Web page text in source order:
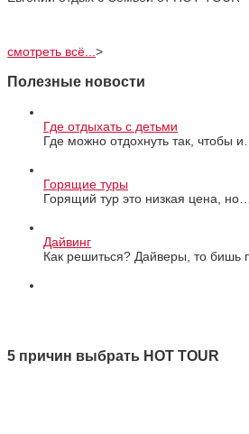
смотреть всё... >
Полезные новости
Где отдыхать с детьми
Где можно отдохнуть так, чтобы
Горящие туры
Горящий тур это низкая цена, но…
Дайвинг
Как решиться? Дайверы, то бишь
5 причин выбрать HOT TOUR